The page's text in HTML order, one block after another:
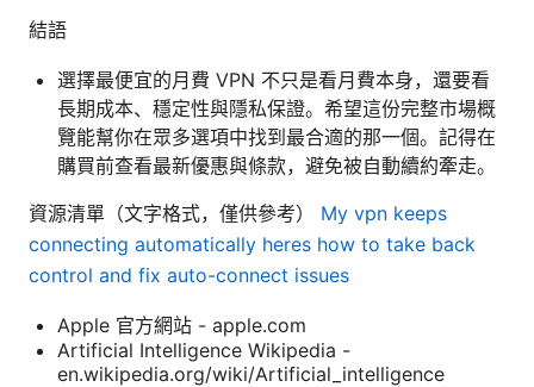
結語
選擇最便宜的月費 VPN 不只是看月費本身，還要看
長期成本、穩定性與隱私保證。希望這份完整市場概
覽能幫你在眾多選項中找到最合適的那一個。記得在
購買前查看最新優惠與條款，避免被自動續約牽走。
資源清單（文字格式，僅供參考） My vpn keeps
connecting automatically heres how to take back
control and fix auto-connect issues
Apple 官方網站 - apple.com
Artificial Intelligence Wikipedia -
en.wikipedia.org/wiki/Artificial_intelligence